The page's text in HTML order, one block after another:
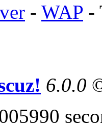
- WAP -
6.0.0